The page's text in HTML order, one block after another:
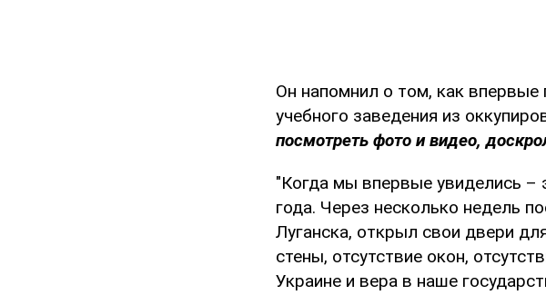
Он напомнил о том, как впервые
учебного заведения из
посмотреть фото и видео,
"Когда мы впервые увиделись –
года. Через несколько недель
Луганска, открыл свои двери
стены, отсутствие окон,
Украине и вера в наше